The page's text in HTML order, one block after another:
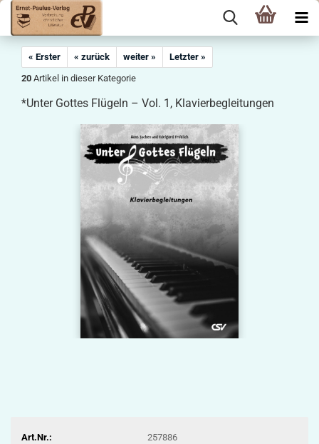
« Erster « zurück weiter »
Letzter »
20 Artikel in dieser Kategorie
*Unter Gottes Flügeln – Vol. 1, Klavierbegleitungen
Art.Nr.:
257886